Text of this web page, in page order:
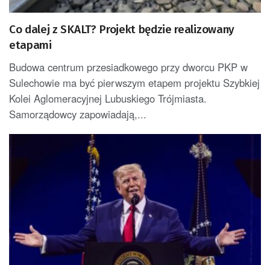
Co dalej z SKALT? Projekt będzie realizowany
etapami
Budowa centrum przesiadkowego przy dworcu PKP w
Sulechowie ma być pierwszym etapem projektu Szybkiej
Kolei Aglomeracyjnej Lubuskiego Trójmiasta.
Samorządowcy zapowiadają,...